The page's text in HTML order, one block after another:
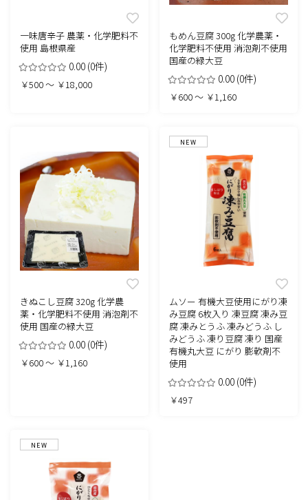
一味唐辛子 農薬・化学肥料不
使用 島根県産
0.00 (0件)
￥500 ～ ￥18,000
もめん豆腐 300g 化学農薬・
化学肥料不使用 消泡剤不使用
国産の緑大豆
0.00 (0件)
￥600 ～ ￥1,160
きぬこし豆腐 320g 化学農
薬・化学肥料不使用 消泡剤不
使用 国産の緑大豆
0.00 (0件)
￥600 ～ ￥1,160
NEW
ムソー 有機大豆使用にがり凍
み豆腐 6枚入り 凍豆腐 凍み豆
腐 凍みとうふ 凍みどうふ し
みどうふ 凍り豆腐 凍り 国産
有機丸大豆 にがり 膨軟剤不
使用
0.00 (0件)
￥497
NEW